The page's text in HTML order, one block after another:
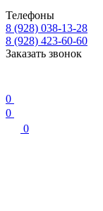
Телефоны
8 (928) 038-13-28
8 (928) 423-60-60
Заказать звонок
0
0
0